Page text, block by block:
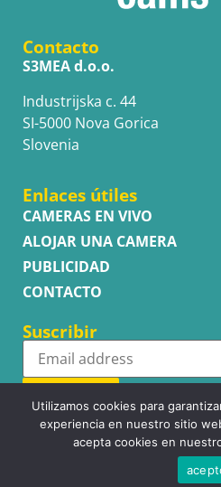
Contacto
S3MEA d.o.o.
Industrijska c. 44
SI-5000 Nova Gorica
Slovenia
Enlaces útiles
CAMERAS EN VIVO
ALOJAR UNA CAMERA
PUBLICIDAD
CONTACTO
Suscribir
Subscribe
Copyright © WhatsupCams 2016 -
Utilizamos cookies para
experiencia en nuestro sitio
acepta cookies en